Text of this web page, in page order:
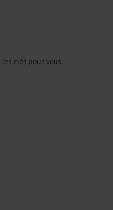
clés pour vous